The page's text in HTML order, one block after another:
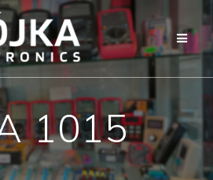
Przejdź
do
treści
1015